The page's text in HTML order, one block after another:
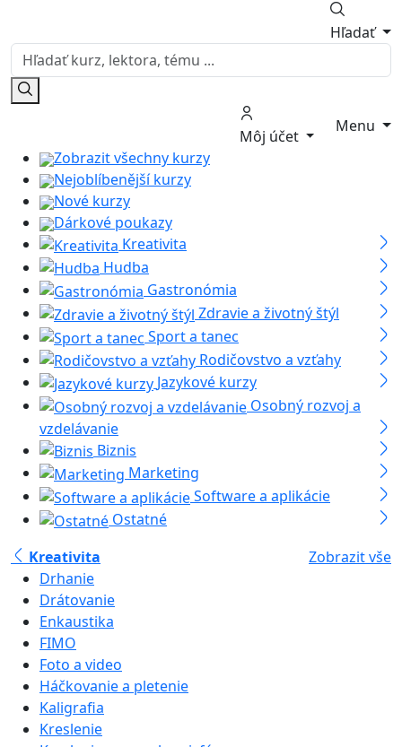
Hľadať
Môj účet
Menu
Zobrazit všechny kurzy
Nejoblíbenější kurzy
Nové kurzy
Dárkové poukazy
Kreativita
Hudba
Gastronómia
Zdravie a životný štýl
Sport a tanec
Rodičovstvo a vzťahy
Jazykové kurzy
Osobný rozvoj a
vzdelávanie
Biznis
Marketing
Software a aplikácie
Ostatné
Kreativita
Zobrazit vše
Drhanie
Drátovanie
Enkaustika
FIMO
Foto a video
Háčkovanie a pletenie
Kaligrafia
Kreslenie